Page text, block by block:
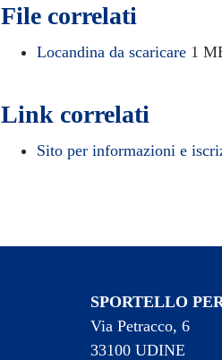
File correlati
Locandina da scaricare 1
Link correlati
Sito per informazioni e
SPORTELLO
Via Petracco, 6
33100 UDINE